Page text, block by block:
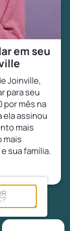
em seu
Joinville,
para seu
por mês na
ela assinou
mais
mais
sua família.